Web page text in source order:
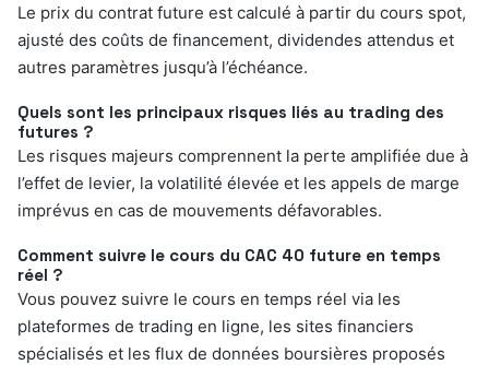
Le prix du contrat future est calculé à partir du cours spot,
ajusté des coûts de financement, dividendes attendus et
autres paramètres jusqu’à l’échéance.
Quels sont les principaux risques liés au trading des
futures ?
Les risques majeurs comprennent la perte amplifiée due à
l’effet de levier, la volatilité élevée et les appels de marge
imprévus en cas de mouvements défavorables.
Comment suivre le cours du CAC 40 future en temps
réel ?
Vous pouvez suivre le cours en temps réel via les
plateformes de trading en ligne, les sites financiers
spécialisés et les flux de données boursières proposés